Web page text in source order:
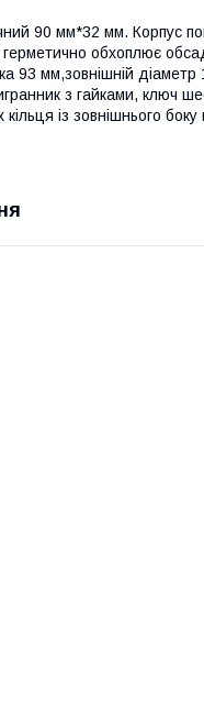
90 мм*32 мм. Корпус
обхоплює
93 мм,зовнішній
з гайками, ключ
із зовнішнього